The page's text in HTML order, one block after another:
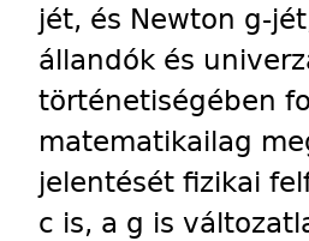
jét, és Newton g-
állandók és
történetiségében
matematikailag
jelentését fizikai
c is, a g is